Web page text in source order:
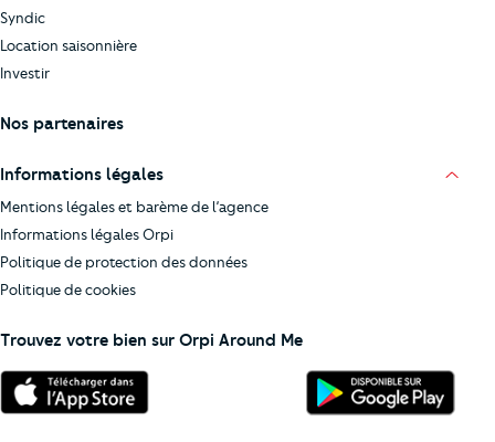
Syndic
Location saisonnière
Investir
Nos partenaires
Informations légales
Mentions légales et barème de l’agence
Informations légales Orpi
Politique de protection des données
Politique de cookies
Trouvez votre bien sur Orpi Around Me